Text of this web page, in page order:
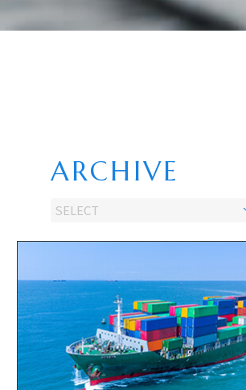
ARCHIVE